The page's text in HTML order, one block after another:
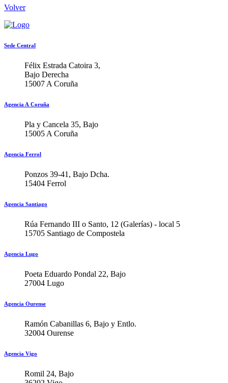
Volver
Sede Central
Félix Estrada Catoira 3,
Bajo Derecha
15007 A Coruña
Agencia A Coruña
Pla y Cancela 35, Bajo
15005 A Coruña
Agencia Ferrol
Ponzos 39-41, Bajo Dcha.
15404 Ferrol
Agencia Santiago
Rúa Fernando III o Santo, 12 (Galerías) - local 5
15705 Santiago de Compostela
Agencia Lugo
Poeta Eduardo Pondal 22, Bajo
27004 Lugo
Agencia Ourense
Ramón Cabanillas 6, Bajo y Entlo.
32004 Ourense
Agencia Vigo
Romil 24, Bajo